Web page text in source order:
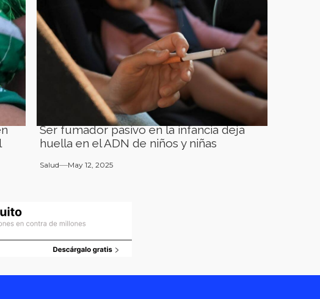
Ser fumador pasivo en la infancia deja
huella en el ADN de niños y niñas
Salud May 12, 2025